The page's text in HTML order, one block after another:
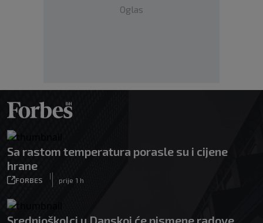
Oglas
Sa rastom temperatura porasle su i cijene
hrane
FORBES
|
prije 1 h
Srednjoškolci u Danskoj će pismene radove